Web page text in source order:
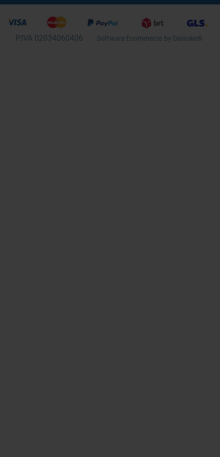
P.IVA 02034060406 Software Ecommerce by Daisuke®